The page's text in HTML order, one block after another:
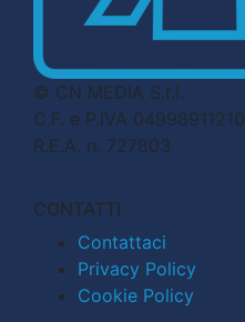
© CN MEDIA S.r.l.
C.F. e P.IVA 04998911210
R.E.A. n. 727803
CONTATTI
Contattaci
Privacy Policy
Cookie Policy